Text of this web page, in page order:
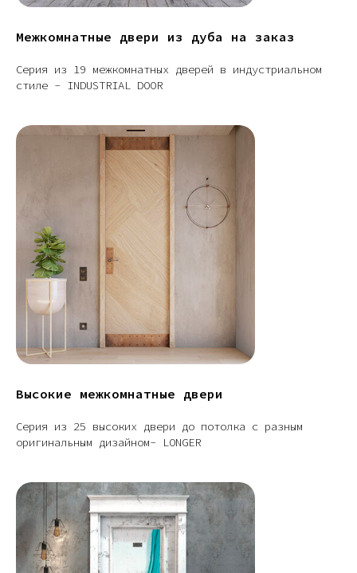
Межкомнатные двери из дуба на заказ
Серия из 19 межкомнатных дверей в индустриальном
стиле - INDUSTRIAL DOOR
Высокие межкомнатные двери
Серия из 25 высоких двери до потолка с разным
оригинальным дизайном- LONGER